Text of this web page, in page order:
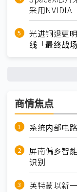
采用NVIDIA
光进铜退更
线「最终战场
商情焦点
系统内部电
屏南偏乡智
识别
英特蒙以新